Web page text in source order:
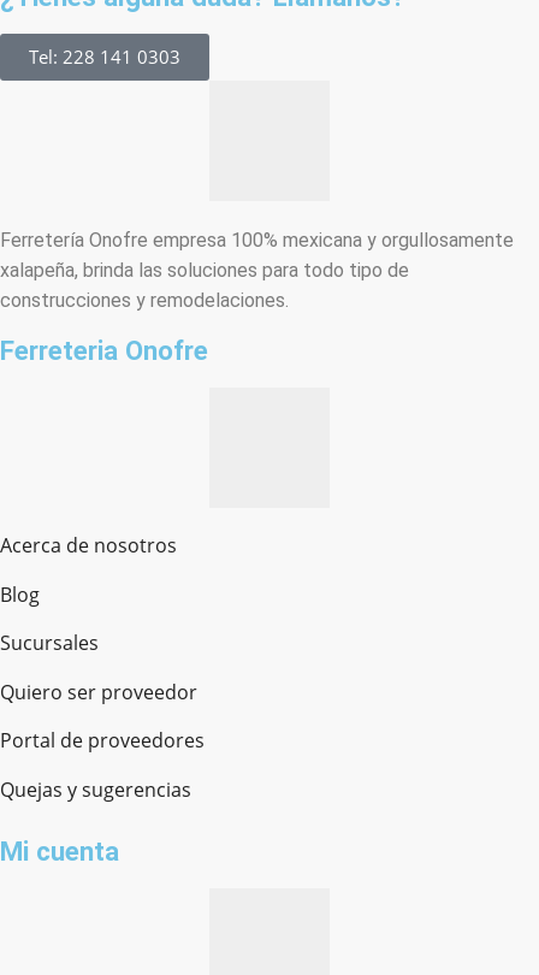
Tel: 228 141 0303
Ferretería Onofre empresa 100% mexicana y orgullosamente
xalapeña, brinda las soluciones para todo tipo de
construcciones y remodelaciones.
Ferreteria Onofre
Acerca de nosotros
Blog
Sucursales
Quiero ser proveedor
Portal de proveedores
Quejas y sugerencias
Mi cuenta